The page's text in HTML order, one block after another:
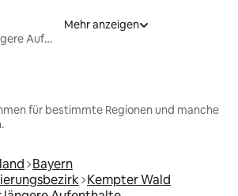
Unterkünfte für längere Aufenthalte
Mehr anzeigen
für bestimmte Regionen und manche
Bayern
Kempter Wald